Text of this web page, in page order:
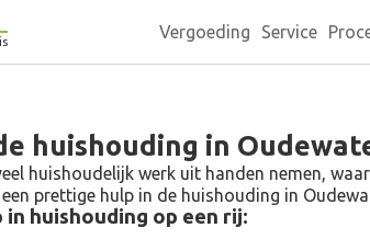
Vergoeding Service
huishouding in
huishoudelijk werk uit handen nemen,
prettige hulp in de huishouding in
huishouding op een rij: